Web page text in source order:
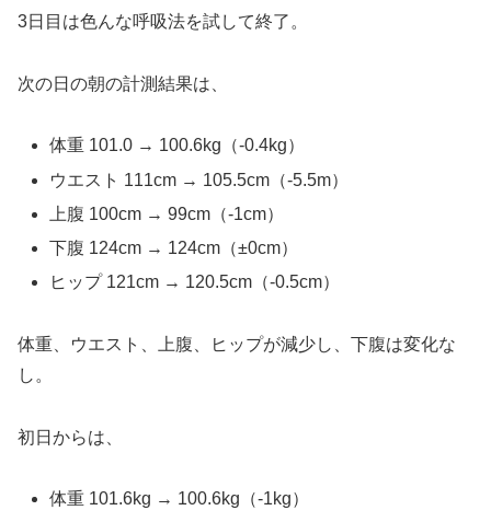
3日目は色んな呼吸法を試して終了。
次の日の朝の計測結果は、
体重 101.0 → 100.6kg（-0.4kg）
ウエスト 111cm → 105.5cm（-5.5m）
上腹 100cm → 99cm（-1cm）
下腹 124cm → 124cm（±0cm）
ヒップ 121cm → 120.5cm（-0.5cm）
体重、ウエスト、上腹、ヒップが減少し、下腹は変化な
し。
初日からは、
体重 101.6kg → 100.6kg（-1kg）